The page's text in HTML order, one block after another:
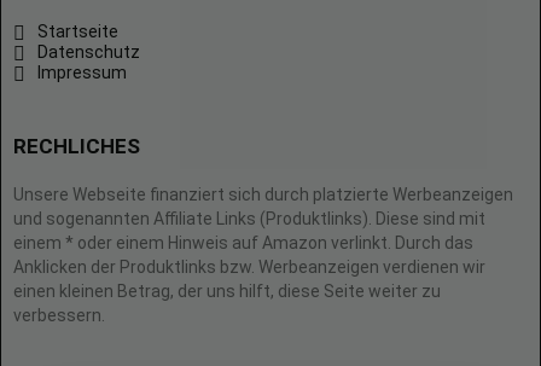
Startseite
Datenschutz
Impressum
RECHLICHES
Unsere Webseite finanziert sich durch platzierte Werbeanzeigen
und sogenannten Affiliate Links (Produktlinks). Diese sind mit
einem * oder einem Hinweis auf Amazon verlinkt. Durch das
Anklicken der Produktlinks bzw. Werbeanzeigen verdienen wir
einen kleinen Betrag, der uns hilft, diese Seite weiter zu
verbessern.